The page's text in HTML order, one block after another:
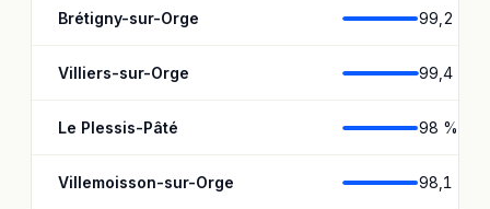
Brétigny-sur-Orge 99,2 %
Villiers-sur-Orge 99,4 %
Le Plessis-Pâté 98 %
Villemoisson-sur-Orge 98,1 %